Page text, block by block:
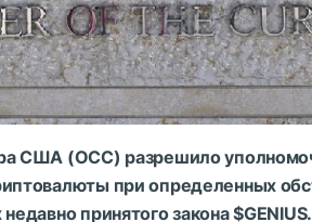
США (OCC) разрешило
при определенных
принятого закона$GENIUS.